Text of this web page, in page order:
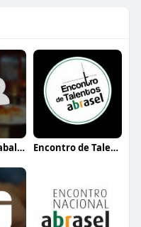
Legislação trabalhista Encontro de Talentos Abrasel